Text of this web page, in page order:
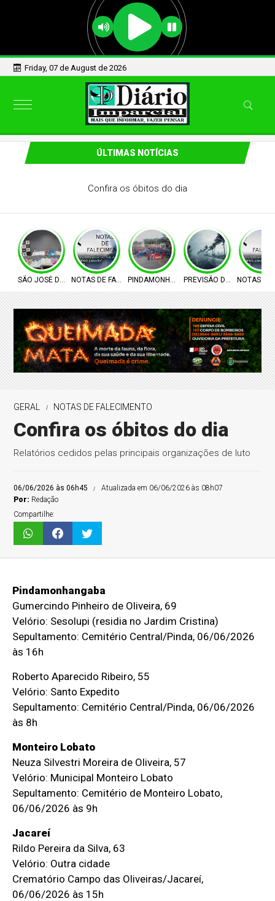
Friday, 07 de August de 2026
ÚLTIMAS NOTÍCIAS
Confira os óbitos do dia
SÃO JOSÉ DOS CAMPOSNOTAS DE FALECIMENTOPINDAMONHANGABAPREVISÃO DO TEMPO
NOTAS DE
GERAL NOTAS DE FALECIMENTO
Confira os óbitos do dia
Relatórios cedidos pelas principais organizações de luto
06/06/2026 às 06h45
Atualizada em 06/06/2026 às 08h07
Por: Redação
Compartilhe:
Pindamonhangaba
Gumercindo Pinheiro de Oliveira, 69
Velório: Sesolupi (residia no Jardim Cristina)
Sepultamento: Cemitério Central/Pinda, 06/06/2026
às 16h
Roberto Aparecido Ribeiro, 55
Velório: Santo Expedito
Sepultamento: Cemitério Central/Pinda, 06/06/2026
às 8h
Monteiro Lobato
Neuza Silvestri Moreira de Oliveira, 57
Velório: Municipal Monteiro Lobato
Sepultamento: Cemitério de Monteiro Lobato,
06/06/2026 às 9h
Jacareí
Rildo Pereira da Silva, 63
Velório: Outra cidade
Crematório Campo das Oliveiras/Jacareí,
06/06/2026 às 15h